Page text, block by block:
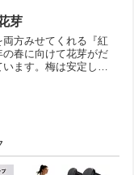
と...
芽
方みせてくれる『紅
春に向けて花芽がだ
ます。梅は安定して